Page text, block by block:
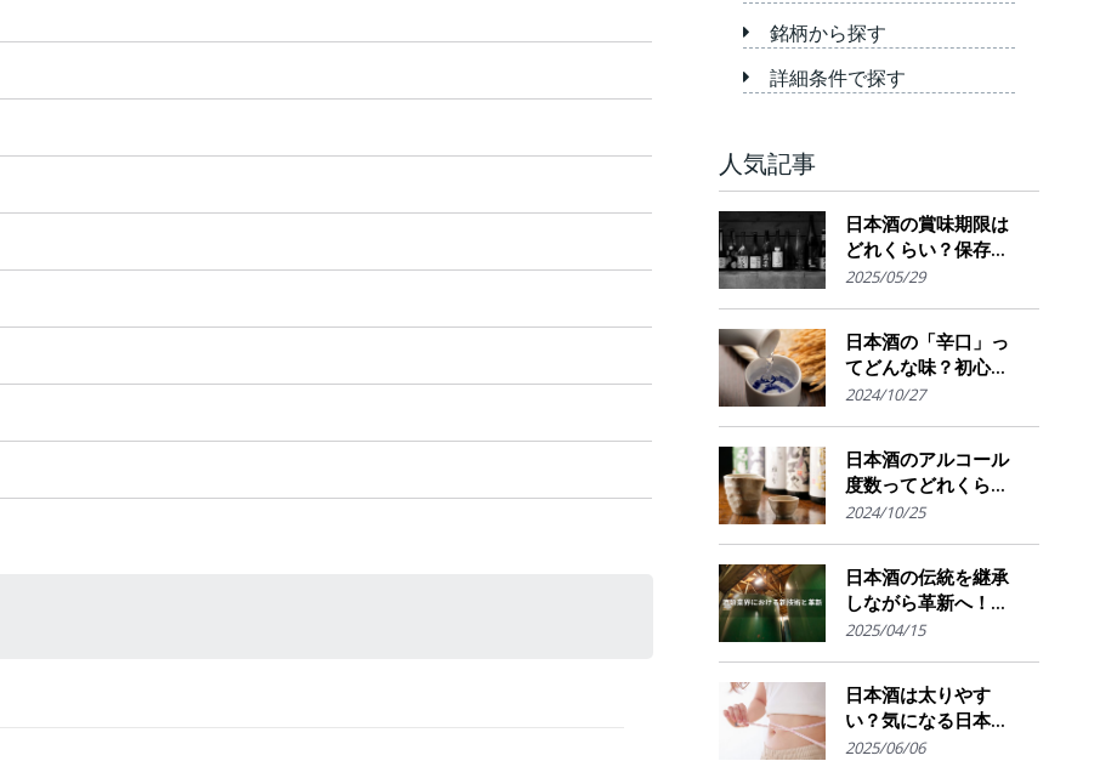
銘柄から探す
詳細条件で探す
人気記事
日本酒の賞味期限は
どれくらい？保存場
所のポイント
2025/05/29
日本酒の「辛口」っ
てどんな味？初心者
でも楽しめるその魅
2024/10/27
日本酒のアルコール
度数ってどれくら
い？特徴や度数の秘
2024/10/25
日本酒の伝統を継承
しながら革新へ！
AI・IoTが実現する革
の未来展望
2025/04/15
日本酒は太りやす
い？気になる日本酒
のカロリーと糖質。
2025/06/06